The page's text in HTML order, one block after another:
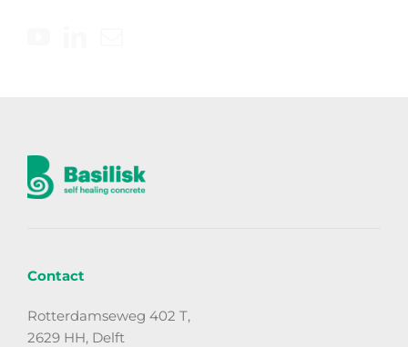
Contact
Rotterdamseweg 402 T,
2629 HH, Delft